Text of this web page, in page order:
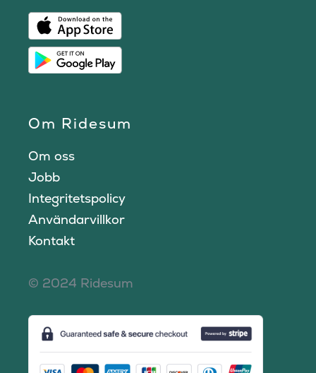
Om Ridesum
Om oss
Jobb
Integritetspolicy
Användarvillkor
Kontakt
© 2024 Ridesum